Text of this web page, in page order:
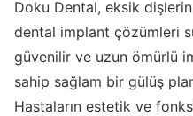
Doku Dental, eksik
dental implant çözümleri
güvenilir ve uzun ömürlü
sahip sağlam bir gülüş
Hastaların estetik ve